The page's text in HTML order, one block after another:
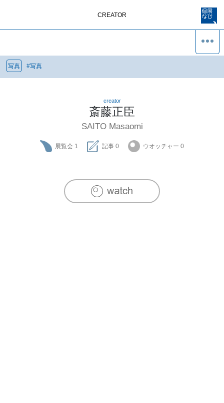
CREATOR
写真 #写真
creator
斎藤正臣
SAITO Masaomi
展覧会 1 記事 0 ウオッチャー 0